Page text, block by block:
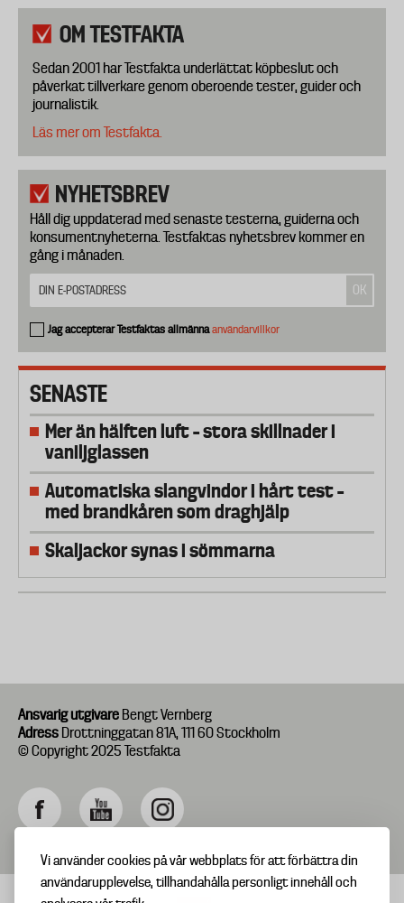
Vi använder cookies på vår webbplats för att förbättra din
användarupplevelse, tillhandahålla personligt innehåll och
OM TESTFAKTA
Sedan 2001 har Testfakta underlättat köpbeslut och
påverkat tillverkare genom oberoende tester, guider och
journalistik.
Läs mer om Testfakta.
NYHETSBREV
Håll dig uppdaterad med senaste testerna, guiderna och
konsumentnyheterna. Testfaktas nyhetsbrev kommer en
gång i månaden.
Jag accepterar Testfaktas allmännaanvändarvillkor
SENASTE
Mer än hälften luft – stora skillnader i
vaniljglassen
Automatiska slangvindor i hårt test –
med brandkåren som draghjälp
Skaljackor synas i sömmarna
Ansvarig utgivare Bengt Vernberg
Adress Drottninggatan 81A, 111 60 Stockholm
© Copyright 2025 Testfakta